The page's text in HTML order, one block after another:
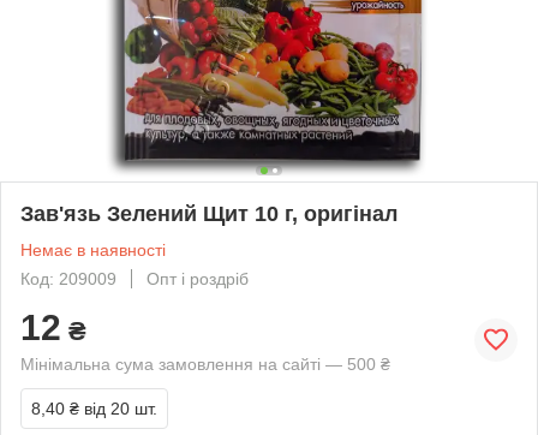
Зав'язь Зелений Щит 10 г, оригінал
Немає в наявності
Код: 209009
Опт і роздріб
12 ₴
Мінімальна сума замовлення на сайті — 500 ₴
8,40 ₴ від 20 шт.